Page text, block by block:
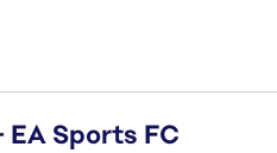
Sports FC